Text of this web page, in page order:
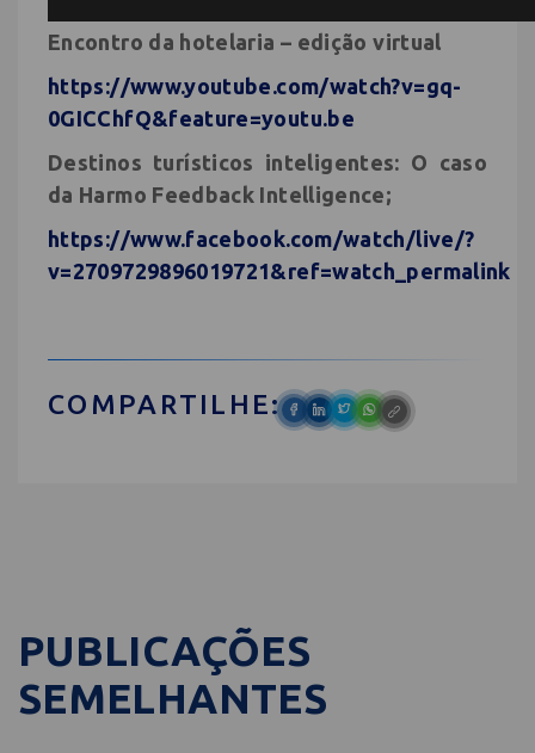
Encontro da hotelaria – edição virtual
https://www.youtube.com/watch?v=gq-
0GICChfQ&feature=youtu.be
Destinos turísticos inteligentes: O caso
da Harmo Feedback Intelligence;
https://www.facebook.com/watch/live/?
v=2709729896019721&ref=watch_permalink
COMPARTILHE:
PUBLICAÇÕES
SEMELHANTES